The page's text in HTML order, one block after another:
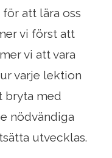
att lära oss
vi först att
vi att vara
varje lektion
bryta med
nödvändiga
utvecklas.